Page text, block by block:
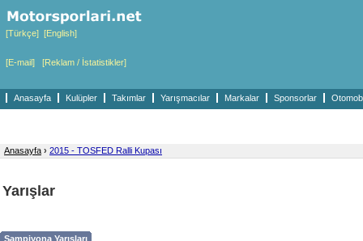
[Türkçe] [English]
[E-mail] [Reklam / İstatistikler]
Anasayfa Kulüpler Takımlar Yarışmacılar Markalar Sponsorlar
Anasayfa › 2015 - TOSFED Ralli Kupası
Yarışlar
Şampiyona Yarışları